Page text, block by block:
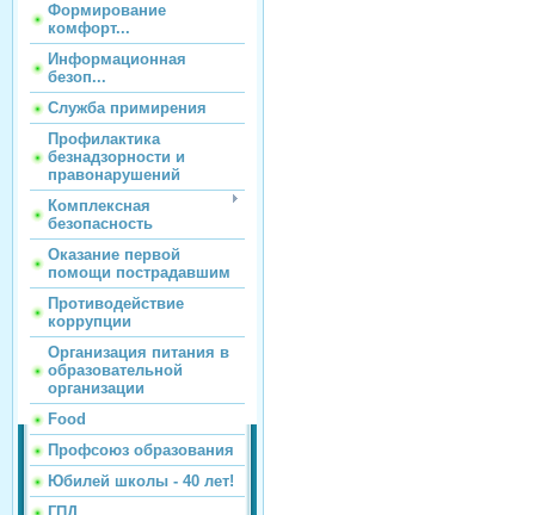
Формирование
комфорт...
Информационная
безоп...
Служба примирения
Профилактика
безнадзорности и
правонарушений
Комплексная
безопасность
Оказание первой
помощи пострадавшим
Противодействие
коррупции
Организация питания в
образовательной
организации
Food
Профсоюз образования
Юбилей школы - 40 лет!